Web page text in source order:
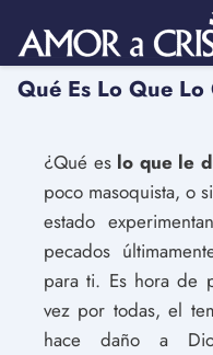
Qué Es Lo Que
¿Qué es lo que le
poco masoquista, o
estado
pecados
para ti. Es hora de
vez por todas, el
hace daño a